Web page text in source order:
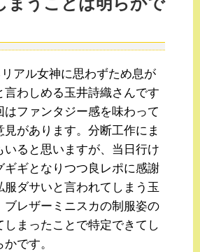
アル女神に思わずため息が
言わしめる玉井詩織さんです
はファンタジー感を味わって
見があります。分断工作にま
いると思いますが、当日行け
ギギとなりつつ良レポに感謝
服ダサいと言われてしまう玉
ブレザーミニスカの制服姿の
しまったことで特定できてし
です。